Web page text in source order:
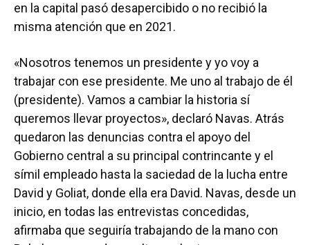
en la capital pasó desapercibido o no recibió la
misma atención que en 2021.
«Nosotros tenemos un presidente y yo voy a
trabajar con ese presidente. Me uno al trabajo de él
(presidente). Vamos a cambiar la historia sí
queremos llevar proyectos», declaró Navas. Atrás
quedaron las denuncias contra el apoyo del
Gobierno central a su principal contrincante y el
símil empleado hasta la saciedad de la lucha entre
David y Goliat, donde ella era David. Navas, desde un
inicio, en todas las entrevistas concedidas,
afirmaba que seguiría trabajando de la mano con